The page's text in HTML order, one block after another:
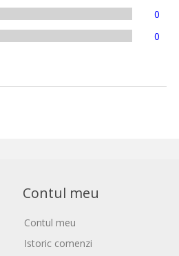
0
0
Contul meu
Contul meu
Istoric comenzi